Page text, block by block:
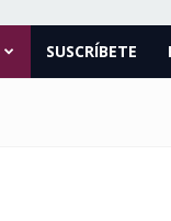
SUSCRÍBETE